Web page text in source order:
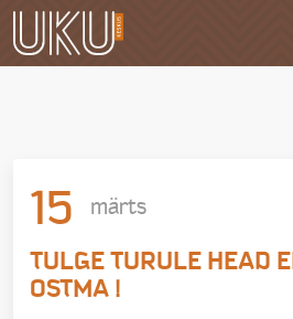
15 märts
TULGE TURULE HEAD
OSTMA !